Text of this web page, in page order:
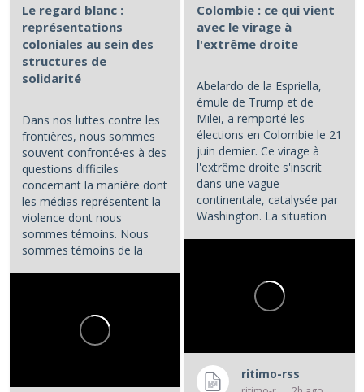
Le regard blanc :
représentations
coloniales au sein des
structures de
solidarité
Dans nos luttes contre les
frontières, nous sommes
souvent confronté⋅es à des
questions difficiles
concernant la manière dont
les médias représentent la
violence dont nous
sommes témoins. Nous
sommes témoins de la
Colombie : ce qui vient
avec le virage à
l'extrême droite
Abelardo de la Espriella,
émule de Trump et de
Milei, a remporté les
élections en Colombie le 21
juin dernier. Ce virage à
l'extrême droite s'inscrit
dans une vague
continentale, catalysée par
Washington. La situation
ritimo-rss